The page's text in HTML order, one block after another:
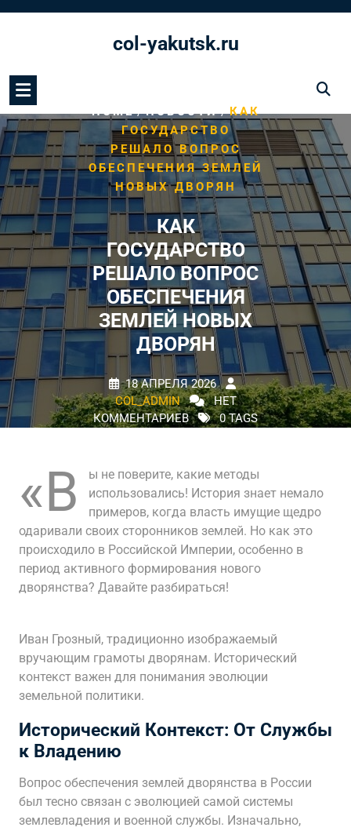
col-yakutsk.ru
HOME/НОВОСТИ/КАК
ГОСУДАРСТВО
РЕШАЛО ВОПРОС
ОБЕСПЕЧЕНИЯ ЗЕМЛЕЙ
НОВЫХ ДВОРЯН
КАК
ГОСУДАРСТВО
РЕШАЛО ВОПРОС
ОБЕСПЕЧЕНИЯ
ЗЕМЛЕЙ НОВЫХ
ДВОРЯН
18 АПРЕЛЯ 2026
COL_ADMIN
НЕТ
КОММЕНТАРИЕВ
0 TAGS
«В
ы не поверите, какие методы
использовались! История знает немало
примеров, когда власть имущие щедро
одаривали своих сторонников землей. Но как это
происходило в Российской Империи, особенно в
период активного формирования нового
дворянства? Давайте разбираться!
Иван Грозный, традиционно изображаемый
вручающим грамоты дворянам. Исторический
контекст важен для понимания эволюции
земельной политики.
Исторический Контекст: От Службы
к Владению
Вопрос обеспечения землей дворянства в России
был тесно связан с эволюцией самой системы
землевладения и военной службы. Изначально,